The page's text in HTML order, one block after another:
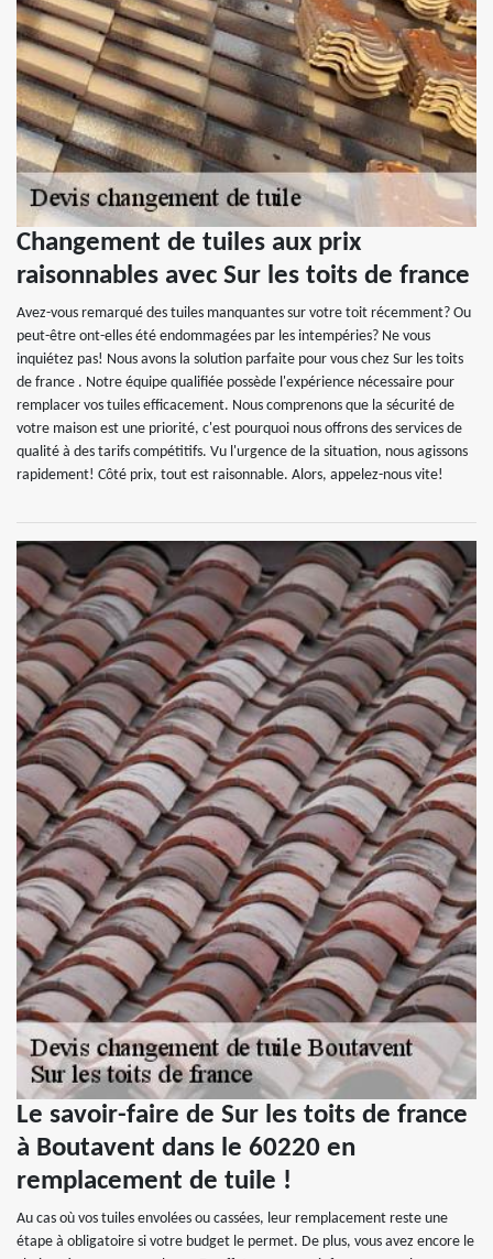
Changement de tuiles aux prix
raisonnables avec Sur les toits de france
Avez-vous remarqué des tuiles manquantes sur votre toit récemment? Ou
peut-être ont-elles été endommagées par les intempéries? Ne vous
inquiétez pas! Nous avons la solution parfaite pour vous chez Sur les toits
de france . Notre équipe qualifiée possède l'expérience nécessaire pour
remplacer vos tuiles efficacement. Nous comprenons que la sécurité de
votre maison est une priorité, c'est pourquoi nous offrons des services de
qualité à des tarifs compétitifs. Vu l'urgence de la situation, nous agissons
rapidement! Côté prix, tout est raisonnable. Alors, appelez-nous vite!
Le savoir-faire de Sur les toits de france
à Boutavent dans le 60220 en
remplacement de tuile !
Au cas où vos tuiles envolées ou cassées, leur remplacement reste une
étape à obligatoire si votre budget le permet. De plus, vous avez encore le